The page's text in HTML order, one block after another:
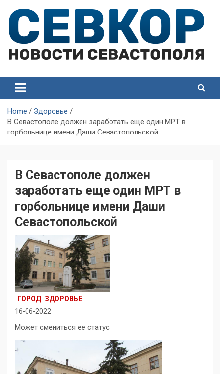
content
Севастополя
Севастополя
Home
Здоровье
В Севастополе должен заработать еще один МРТ в
горбольнице имени Даши Севастопольской
В Севастополе должен
заработать еще один МРТ в
горбольнице имени Даши
Севастопольской
ГОРОД ЗДОРОВЬЕ
16-06-2022
Может смениться ее статус